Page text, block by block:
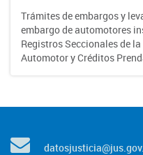
Trámites de embargos y
embargo de automotores
Registros Seccionales de
Automotor y Créditos